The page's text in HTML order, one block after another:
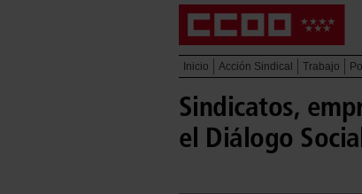
Inicio Acción Sindical Trabajo
Sindicatos,
el Diálogo